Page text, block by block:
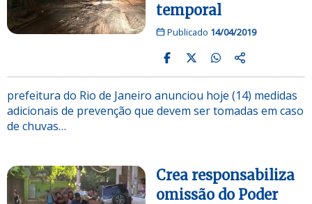
temporal
Publicado 14/04/2019
prefeitura do Rio de Janeiro anunciou hoje (14) medidas
adicionais de prevenção que devem ser tomadas em caso
de chuvas…
Crea responsabiliza
omissão do Poder